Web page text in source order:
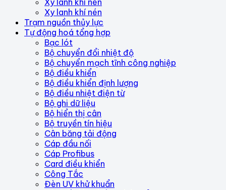
Xy lanh khí nén
Xy lanh khí nén
Trạm nguồn thủy lực
Tự động hoá tổng hợp
Bạc lót
Bộ chuyển đổi nhiệt độ
Bộ chuyển mạch tĩnh công nghiệp
Bộ điều khiển
Bộ điều khiển định lượng
Bộ điều nhiệt điện từ
Bộ ghi dữ liệu
Bộ hiển thị cân
Bộ truyền tín hiệu
Cân băng tải động
Cáp đầu nối
Cáp Profibus
Card điều khiển
Công Tắc
Đèn UV khử khuẩn